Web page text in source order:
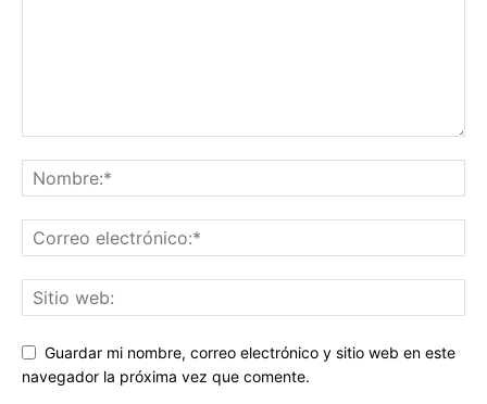
Guardar mi nombre, correo electrónico y sitio web en este
navegador la próxima vez que comente.